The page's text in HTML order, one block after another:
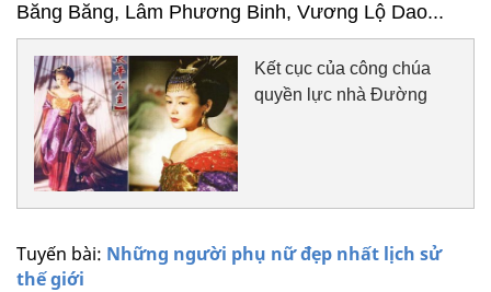
Tuyến bài: Những người phụ nữ đẹp nhất lịch sử
thế giới
Băng Băng, Lâm Phương Binh, Vương Lộ Dao...
Kết cục của công chúa
quyền lực nhà Đường